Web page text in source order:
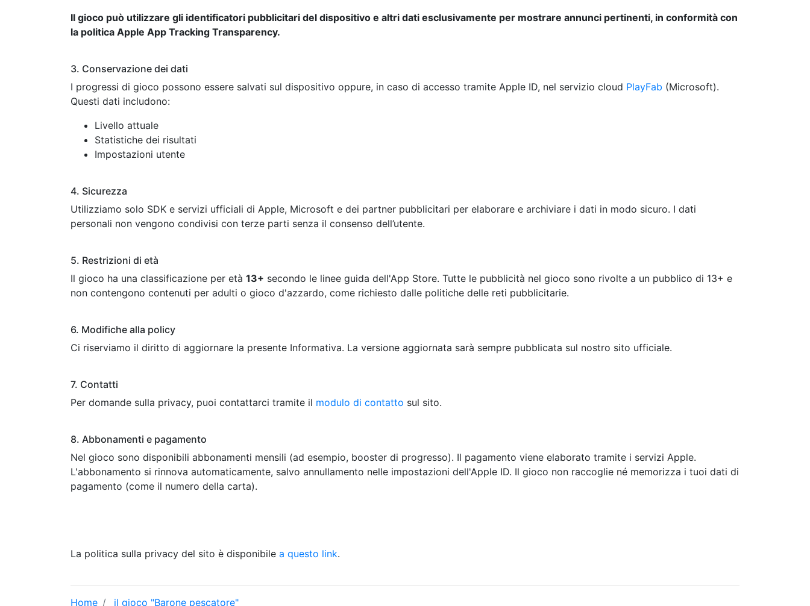
Il gioco può utilizzare gli identificatori pubblicitari del dispositivo e altri dati esclusivamente per mostrare annunci pertinenti, in conformità con
la politica Apple App Tracking Transparency.
3. Conservazione dei dati
I progressi di gioco possono essere salvati sul dispositivo oppure, in caso di accesso tramite Apple ID, nel servizio cloud PlayFab (Microsoft).
Questi dati includono:
Livello attuale
Statistiche dei risultati
Impostazioni utente
4. Sicurezza
Utilizziamo solo SDK e servizi ufficiali di Apple, Microsoft e dei partner pubblicitari per elaborare e archiviare i dati in modo sicuro. I dati
personali non vengono condivisi con terze parti senza il consenso dell’utente.
5. Restrizioni di età
Il gioco ha una classificazione per età 13+ secondo le linee guida dell'App Store. Tutte le pubblicità nel gioco sono rivolte a un pubblico di 13+ e
non contengono contenuti per adulti o gioco d'azzardo, come richiesto dalle politiche delle reti pubblicitarie.
6. Modifiche alla policy
Ci riserviamo il diritto di aggiornare la presente Informativa. La versione aggiornata sarà sempre pubblicata sul nostro sito ufficiale.
7. Contatti
Per domande sulla privacy, puoi contattarci tramite il modulo di contatto sul sito.
8. Abbonamenti e pagamento
Nel gioco sono disponibili abbonamenti mensili (ad esempio, booster di progresso). Il pagamento viene elaborato tramite i servizi Apple.
L'abbonamento si rinnova automaticamente, salvo annullamento nelle impostazioni dell'Apple ID. Il gioco non raccoglie né memorizza i tuoi dati di
pagamento (come il numero della carta).
La politica sulla privacy del sito è disponibile a questo link.
Home il gioco "Barone pescatore"